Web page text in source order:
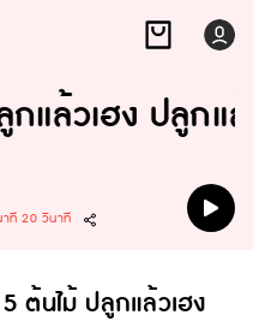
แล้วเฮง ปลูกแ
ที 20 วินาที
ต้นไม้ ปลูกแล้วเฮง